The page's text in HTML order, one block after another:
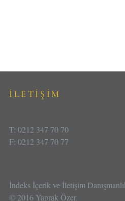
İLETİŞİM
T: 0212 347 70 70
F: 0212 347 70 77
İndeks İçerik ve İletişim
© 2016 Yaprak Özer.